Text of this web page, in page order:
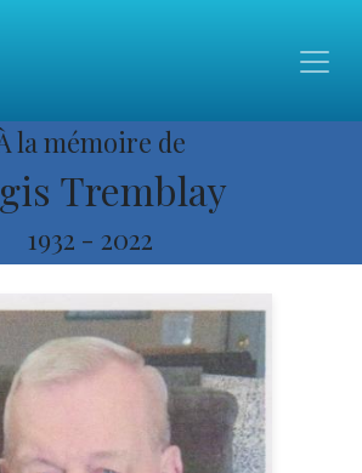
la mémoire de
Tremblay
1932 - 2022